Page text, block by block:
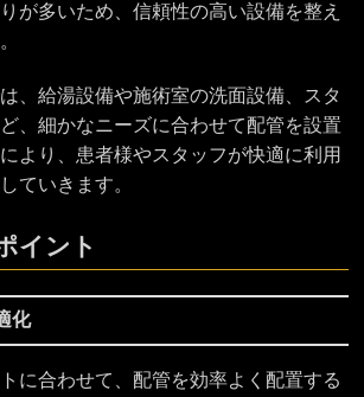
が多いため、信頼性の高い設備を整え
、給湯設備や施術室の洗面設備、スタ
、細かなニーズに合わせて配管を設置
より、患者様やスタッフが快適に利用
ていきます。
イント
化
に合わせて、配管を効率よく配置する